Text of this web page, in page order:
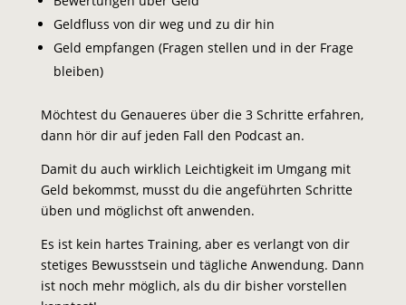
Geldfluss von dir weg und zu dir hin
Geld empfangen (Fragen stellen und in der Frage
bleiben)
Möchtest du Genaueres über die 3 Schritte erfahren,
dann hör dir auf jeden Fall den Podcast an.
Damit du auch wirklich Leichtigkeit im Umgang mit
Geld bekommst, musst du die angeführten Schritte
üben und möglichst oft anwenden.
Es ist kein hartes Training, aber es verlangt von dir
stetiges Bewusstsein und tägliche Anwendung. Dann
ist noch mehr möglich, als du dir bisher vorstellen